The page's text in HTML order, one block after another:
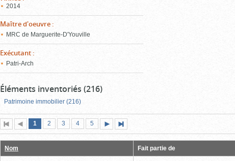
2014
Maître d'oeuvre :
MRC de Marguerite-D'Youville
Exécutant :
Patri-Arch
Éléments inventoriés (216)
Patrimoine immobilier (216)
Première
page
Page
précédente
Page
1 (page
actuelle)
Page
2 Page
3 Page
4 Page
5
suivante
page
Nom Fait partie de